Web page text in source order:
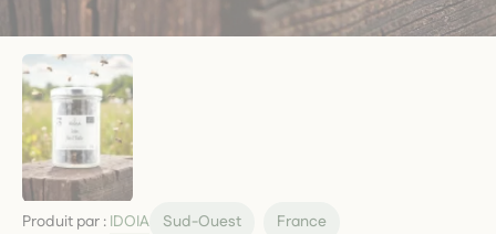
Produit par : IDOIA Sud-Ouest France